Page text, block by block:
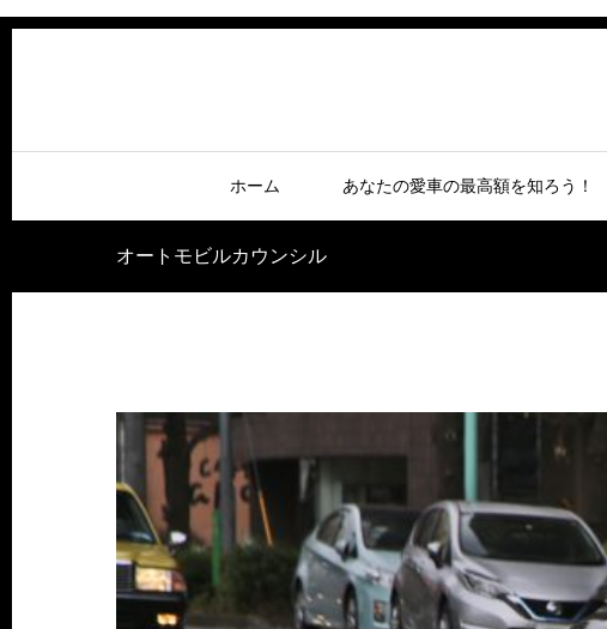
ホーム あなたの愛車の最高額を知ろう！
オートモビルカウンシル